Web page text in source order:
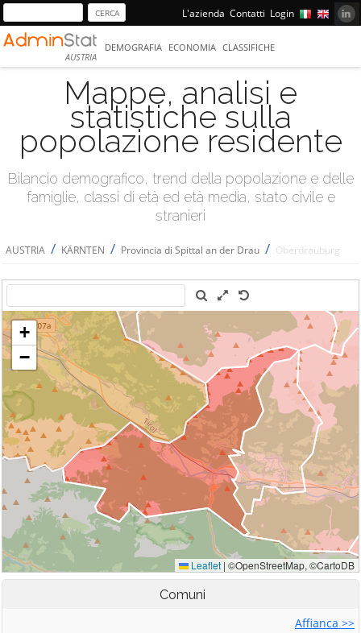
L'azienda Contatti Login
AUSTRIA
DEMOGRAFIA ECONOMIA CLASSIFICHE
Mappe, analisi e
statistiche sulla
popolazione residente
Bilancio demografico, trend della popolazione e delle
famiglie, classi di età ed età media, stato civile e
stranieri
AUSTRIA / KÄRNTEN / Provincia di Spittal an der Drau / Oberdrauburg
Comuni
Affianca >>